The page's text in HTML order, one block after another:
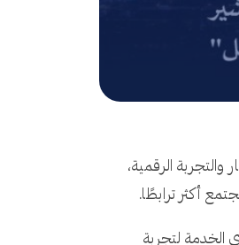
الرقمية،
الخدمة لتجربة